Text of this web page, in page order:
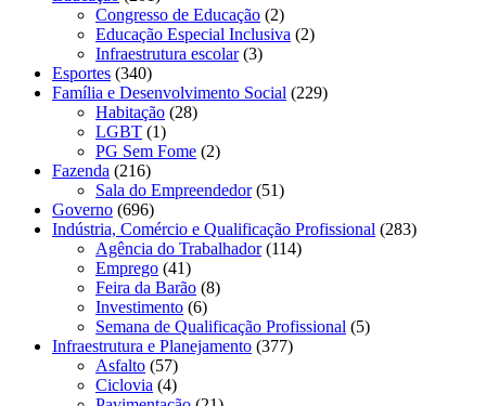
Congresso de Educação (2)
Educação Especial Inclusiva (2)
Infraestrutura escolar(3)
Esportes (340)
Família e Desenvolvimento Social (229)
Habitação (28)
LGBT (1)
PG Sem Fome (2)
Fazenda (216)
Sala do Empreendedor(51)
Governo (696)
Indústria, Comércio e Qualificação Profissional (283)
Agência do Trabalhador(114)
Emprego (41)
Feira da Barão (8)
Investimento (6)
Semana de Qualificação Profissional (5)
Infraestrutura e Planejamento (377)
Asfalto (57)
Ciclovia (4)